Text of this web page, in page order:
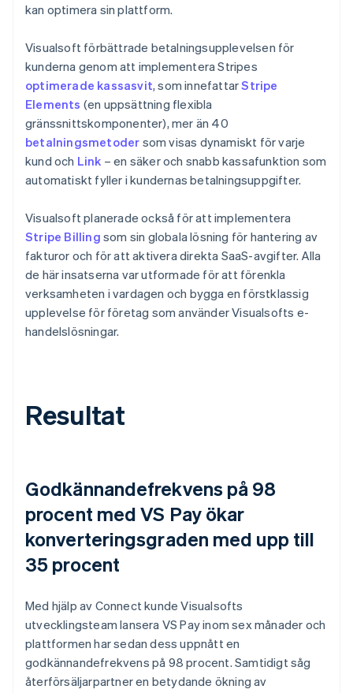
kan optimera sin plattform.
Visualsoft förbättrade betalningsupplevelsen för
kunderna genom att implementera Stripes
optimerade kassasvit, som innefattarStripe
Elements (en uppsättning flexibla
gränssnittskomponenter), mer än 40
betalningsmetoder som visas dynamiskt för varje
kund och Link – en säker och snabb kassafunktion som
automatiskt fyller i kundernas betalningsuppgifter.
Visualsoft planerade också för att implementera
Stripe Billing som sin globala lösning för hantering av
fakturor och för att aktivera direkta SaaS-avgifter. Alla
de här insatserna var utformade för att förenkla
verksamheten i vardagen och bygga en förstklassig
upplevelse för företag som använder Visualsofts e-
handelslösningar.
Resultat
Godkännandefrekvens på 98
procent med VS Pay ökar
konverteringsgraden med upp till
35 procent
Med hjälp av Connect kunde Visualsofts
utvecklingsteam lansera VS Pay inom sex månader och
plattformen har sedan dess uppnått en
godkännandefrekvens på 98 procent. Samtidigt såg
återförsäljarpartner en betydande ökning av